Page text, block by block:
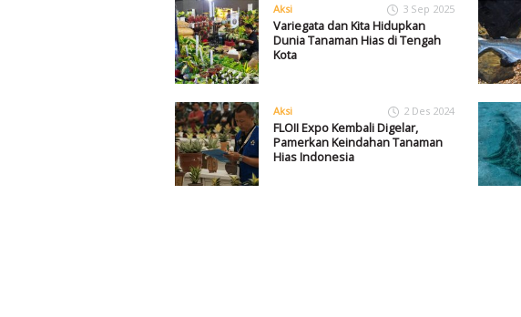
Aksi 3 Sep 2025
Variegata dan Kita Hidupkan
Dunia Tanaman Hias di Tengah
Kota
Aksi 2 Des 2024
FLOII Expo Kembali Digelar,
Pamerkan Keindahan Tanaman
Hias Indonesia